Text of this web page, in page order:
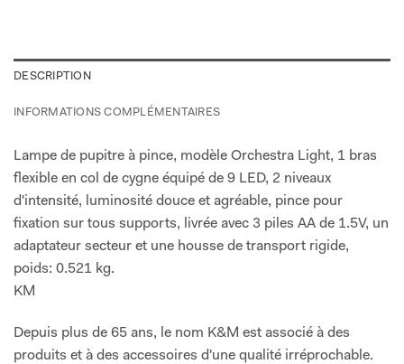
DESCRIPTION
INFORMATIONS COMPLÉMENTAIRES
Lampe de pupitre à pince, modèle Orchestra Light, 1 bras
flexible en col de cygne équipé de 9 LED, 2 niveaux
d'intensité, luminosité douce et agréable, pince pour
fixation sur tous supports, livrée avec 3 piles AA de 1.5V, un
adaptateur secteur et une housse de transport rigide,
poids: 0.521 kg.
KM
Depuis plus de 65 ans, le nom K&M est associé à des
produits et à des accessoires d'une qualité irréprochable.